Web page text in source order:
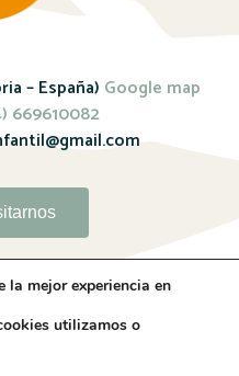
– España) Google map
669610082
la mejor experiencia en
utilizamos o